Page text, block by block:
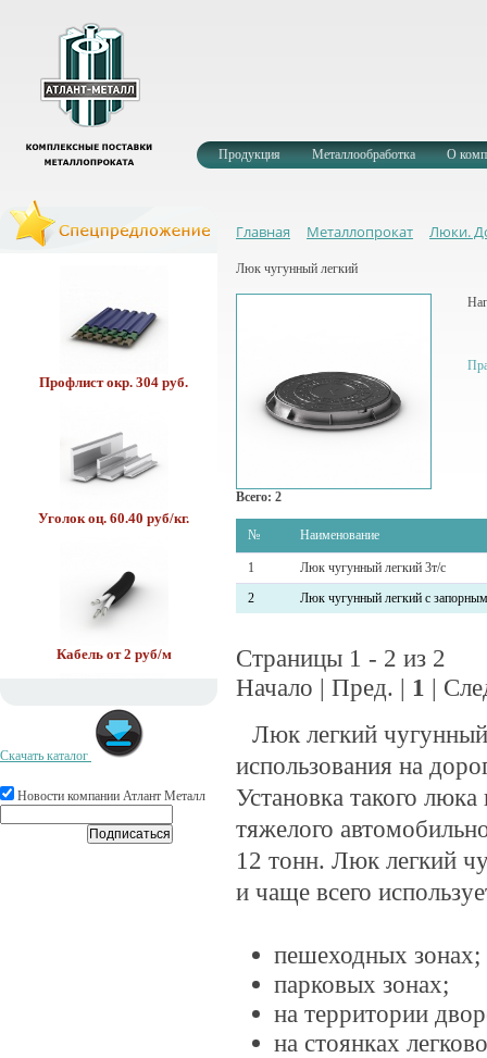
Продукция Металлообработка О
Профлист оц. 256 руб/м
Круг У8А 36.8 руб/кг.
Профлист окр. 304 руб.
Уголок оц. 60.40 руб/кг.
Кабель от 2 руб/м
Труба в ВУС 400 руб/м.
Скачать каталог
Новости компании Атлант Металл
Главная Металлопрокат Люки.
Люк чугунный легкий
Всего: 2
№ Наименование
1
Люк чугунный легкий 3т/с
2
Люк чугунный легкий с
Страницы 1 - 2 из 2
Начало | Пред. | 1 |
Люк легкий чугунный
использования на
Установка такого
тяжелого
12 тонн. Люк легкий
и чаще всего
пешеходных зонах;
парковых зонах;
на территории
на стоянках